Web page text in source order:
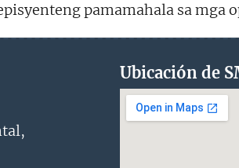
pamamahala sa mga
Ubicación de